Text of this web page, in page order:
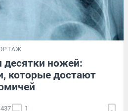
десятки ножей:
которые достают
1